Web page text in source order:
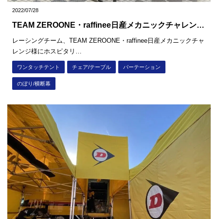
2022/07/28
TEAM ZEROONE・raffinee日産メカニックチャレンジ
様
レーシングチーム、TEAM ZEROONE・raffinee日産メカニックチャ
レンジ様にホスピタリ…
ワンタッチテント チェア/テーブル パーテーション
のぼり/横断幕